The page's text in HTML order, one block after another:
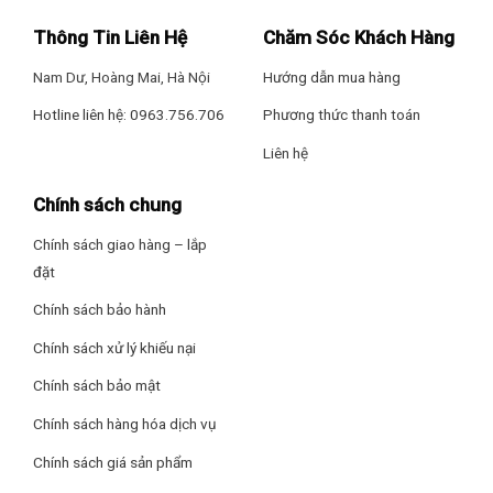
dừng quá trình làm nóng khi nước đã đạt đến nhiệt độ mong
muốn, bộ cảm biến thứ hai sẽ tự động ngắt nguồn điện trong
trường hợp nước nóng vượt quá ngưỡng nhiệt độ cao nhất
Các tính năng chính của máy nước nóng
Vi mạch kiểm soát bảo đảm an toàn tuyệt đối khi sử dụng
Công nghệ ECO EVOtự điều chỉnh nhiệt độ thông minh
chuẩn châu Âu, tiết kiệm 14% điện năng
Thanh đốt bằng đồng
Hệ thống an toàn ELCB chống giật
Thông Tin Liên Hệ
Nam Dư, Hoàng Mai, Hà Nội
Hotline liên hệ: 0963.756.706
Chăm Sóc Khách Hàng
Hướng dẫn mua hàng
Phương thức thanh toán
Liên hệ
Chính sách chung
Chính sách giao hàng – lắp
đặt
Chính sách bảo hành
Chính sách xử lý khiếu nại
Chính sách bảo mật
Chính sách hàng hóa dịch vụ
Chính sách giá sản phẩm